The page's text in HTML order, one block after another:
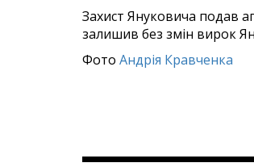
Захист Януковича подав
залишив без змін вирок
Фото Андрія Кравченка